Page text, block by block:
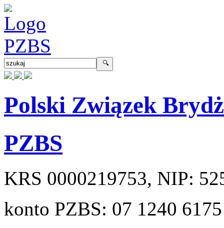
Polski Związek
PZBS
KRS 0000219753, NIP:
konto PZBS: 07 1240